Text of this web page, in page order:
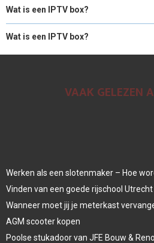
Wat is een IPTV box?
Wat is een IPTV box?
VAAK GELEZEN
Werken als een slotenmaker – Hoe
Vinden van een goede rijschool Utrecht
Wanneer moet jij je meterkast
AGM scooter kopen
Poolse stukadoor van JFE Bouw &